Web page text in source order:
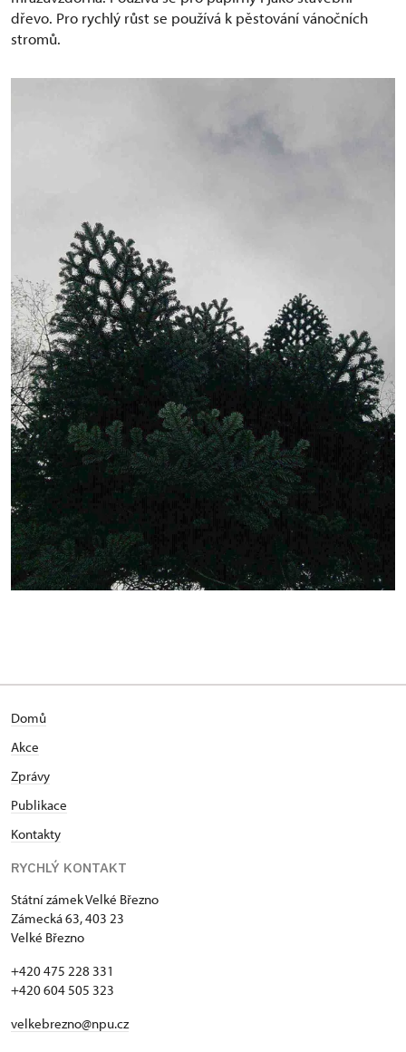
dřevo. Pro rychlý růst se používá k pěstování vánočních
stromů.
Domů
Akce
Zprávy
Publikace
Kontakty
RYCHLÝ KONTAKT
Státní zámek Velké Březno
Zámecká 63, 403 23
Velké Březno
+420 475 228 331
+420 604 505 323
velkebrezno@npu.cz